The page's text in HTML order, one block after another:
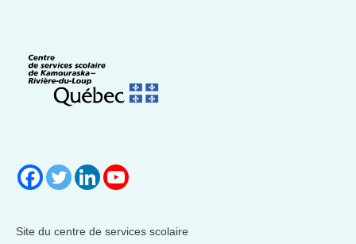
Site du centre de services scolaire